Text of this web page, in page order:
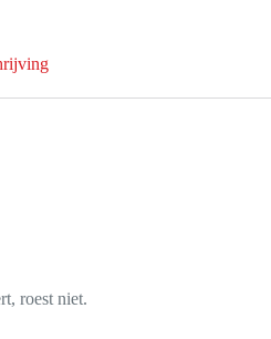
roest niet.